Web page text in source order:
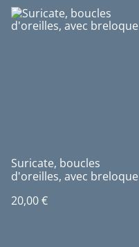
Suricate, boucles
d'oreilles, avec breloque
20,00 €